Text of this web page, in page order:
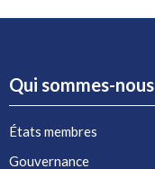
Qui sommes-nous
États membres
Gouvernance